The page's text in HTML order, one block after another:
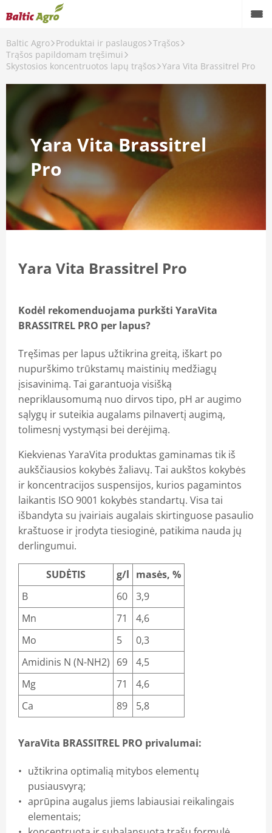
Baltic Agro Produktai ir paslaugos Trąšos
Trąšos papildomam tręšimui
Skystosios koncentruotos lapų trąšos Yara Vita Brassitrel Pro
Yara Vita Brassitrel
Pro
Yara Vita Brassitrel Pro
Kodėl rekomenduojama purkšti YaraVita
BRASSITREL PRO per lapus?
Tręšimas per lapus užtikrina greitą, iškart po
nupurškimo trūkstamų maistinių medžiagų
įsisavinimą. Tai garantuoja visišką
nepriklausomumą nuo dirvos tipo, pH ar augimo
sąlygų ir suteikia augalams pilnavertį augimą,
tolimesnį vystymąsi bei derėjimą.
Kiekvienas YaraVita produktas gaminamas tik iš
aukščiausios kokybės žaliavų. Tai aukštos kokybės
ir koncentracijos suspensijos, kurios pagamintos
laikantis ISO 9001 kokybės standartų. Visa tai
išbandyta su įvairiais augalais skirtinguose pasaulio
kraštuose ir įrodyta tiesioginė, patikima nauda jų
derlingumui.
SUDĖTIS g/l masės, %
B
60
3,9
Mn
71
4,6
Mo
5
0,3
Amidinis N (N-NH2) 69
4,5
Mg
71
4,6
Ca
89 5,8
YaraVita BRASSITREL PRO privalumai:
užtikrina optimalią mitybos elementų
pusiausvyrą;
aprūpina augalus jiems labiausiai reikalingais
elementais;